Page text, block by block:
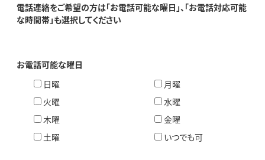
電話連絡をご希望の方は「お電話可能な曜日」、「お電話対応可能
な時間帯」も選択してください
お電話可能な曜日
日曜
月曜
火曜
水曜
木曜
金曜
土曜
いつでも可